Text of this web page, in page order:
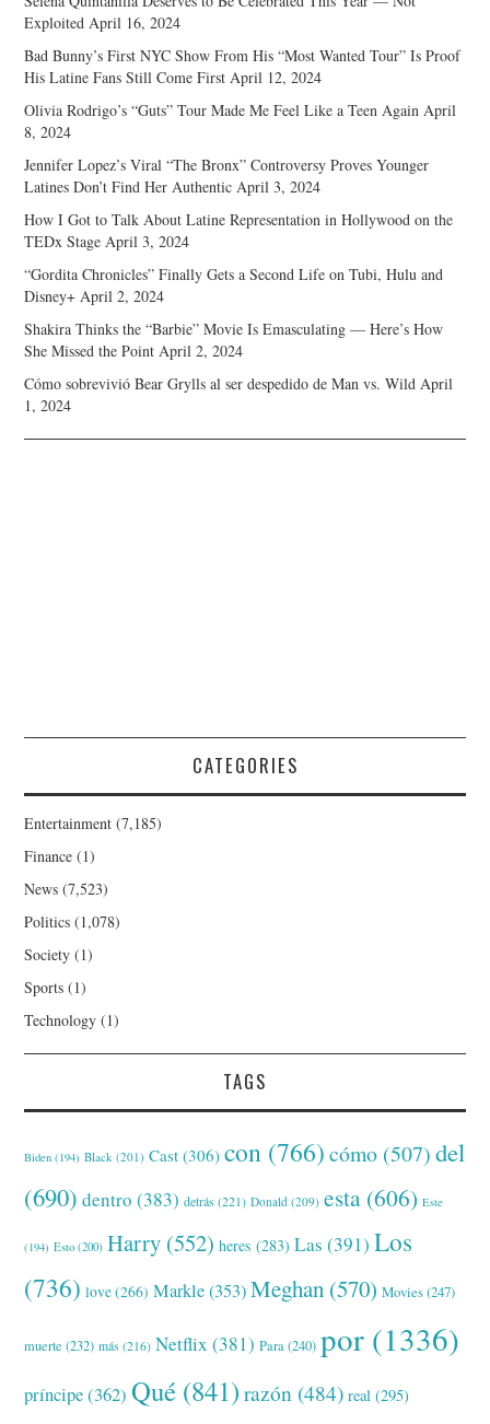
Exploited April 16, 2024
Bad Bunny’s First NYC Show From His “Most Wanted Tour” Is Proof
His Latine Fans Still Come First April 12, 2024
Olivia Rodrigo’s “Guts” Tour Made Me Feel Like a Teen Again April
8, 2024
Jennifer Lopez’s Viral “The Bronx” Controversy Proves Younger
Latines Don’t Find Her Authentic April 3, 2024
How I Got to Talk About Latine Representation in Hollywood on the
TEDx Stage April 3, 2024
“Gordita Chronicles” Finally Gets a Second Life on Tubi, Hulu and
Disney+ April 2, 2024
Shakira Thinks the “Barbie” Movie Is Emasculating — Here’s How
She Missed the Point April 2, 2024
Cómo sobrevivió Bear Grylls al ser despedido de Man vs. Wild April
1, 2024
CATEGORIES
Entertainment (7,185)
Finance (1)
News (7,523)
Politics (1,078)
Society (1)
Sports (1)
Technology (1)
TAGS
Biden (194) Black (201) Cast (306) con (766) cómo (507) del
(690) dentro (383) detrás (221) Donald (209) esta (606) Este
(194) Esto (200) Harry (552) heres (283) Las (391) Los
(736) love(266) Markle(353) Meghan (570) Movies(247)
muerte (232) más (216) Netflix (381) Para(240) por (1336)
príncipe(362) Qué (841) razón (484) real (295)